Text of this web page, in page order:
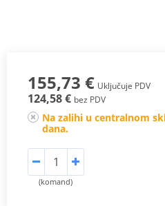
155,73 € Uključuje PDV
124,58 € bez PDV
Na zalihi u centralnom
dana.
(komand)